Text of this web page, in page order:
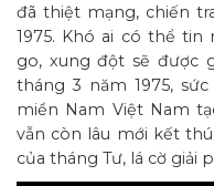
đã thiệt mạng, chiến
1975. Khó ai có thể tin
go, xung đột sẽ được
tháng 3 năm 1975,
miền Nam Việt Nam
vẫn còn lâu mới kết
của tháng Tư, lá cờ giải